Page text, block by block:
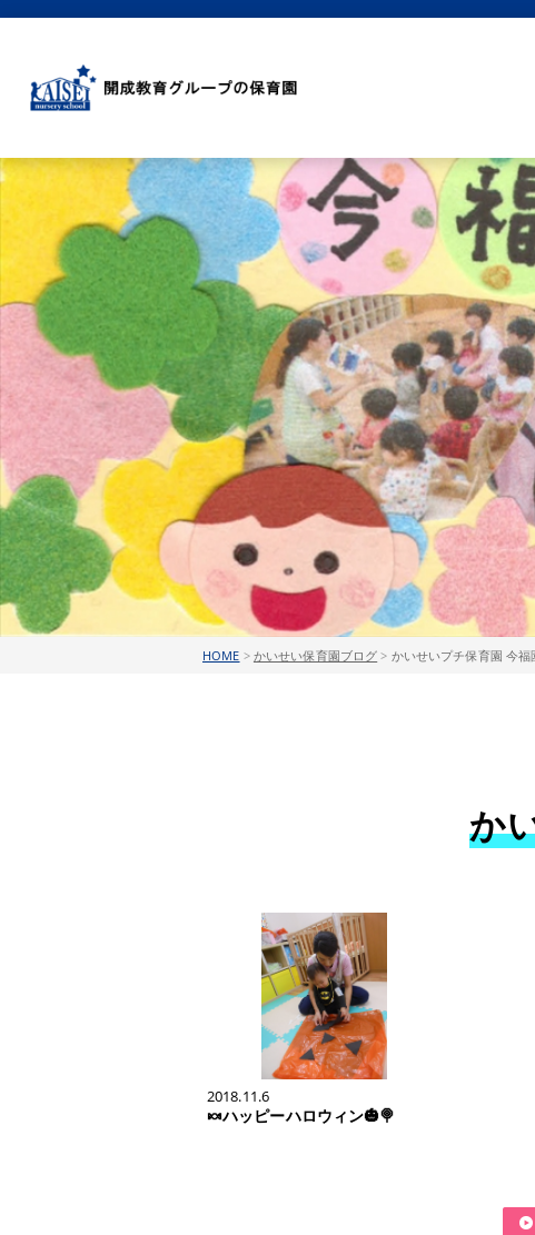
HOME > かいせい保育園ブログ > かいせいプチ保育園 今福
か
2018.11.6
🍬ハッピーハロウィン🎃🍭